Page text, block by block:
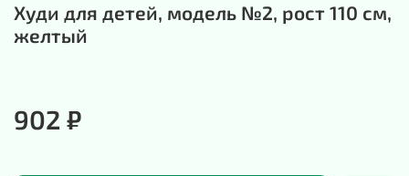
Худи для детей, модель №2, рост 110 см,
желтый
902 ₽